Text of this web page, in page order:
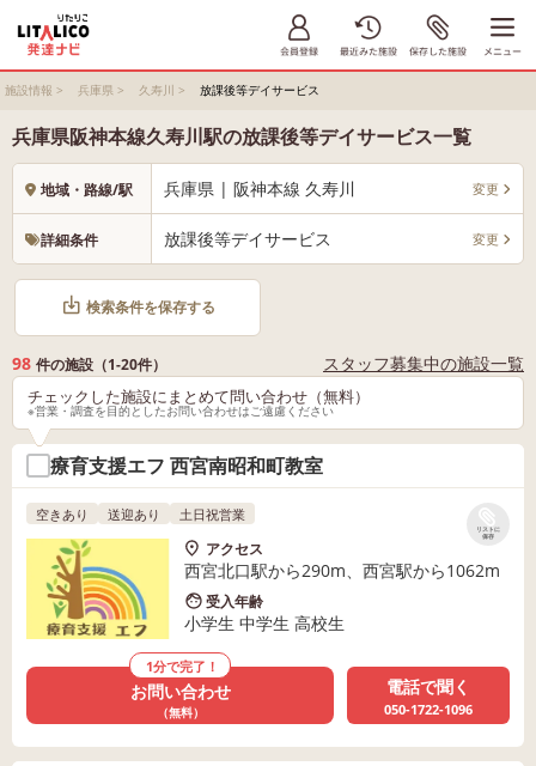
施設情報 > 兵庫県 > 久寿川 > 放課後等デイサービス
兵庫県阪神本線久寿川駅の放課後等デイサービス一覧
地域・路線/駅 兵庫県 | 阪神本線 久寿川 変更
詳細条件 放課後等デイサービス 変更
検索条件を保存する
98 件の施設（1-20件） スタッフ募集中の施設一覧
チェックした施設にまとめて問い合わせ（無料）
※営業・調査を目的としたお問い合わせはご遠慮ください
療育支援エフ 西宮南昭和町教室
リストに
保存
空きあり 送迎あり 土日祝営業
アクセス
西宮北口駅から290m、西宮駅から1062m
受入年齢
小学生 中学生 高校生
1分で完了！
お問い合わせ
（無料）
電話で聞く
050-1722-1096